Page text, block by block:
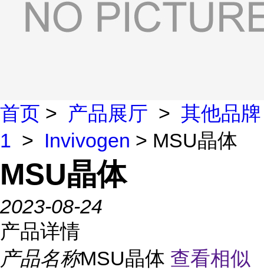
首页 > 产品展厅 > 其他品牌
1 > Invivogen > MSU晶体
MSU晶体
2023-08-24
产品详情
产品名称MSU晶体 查看相似